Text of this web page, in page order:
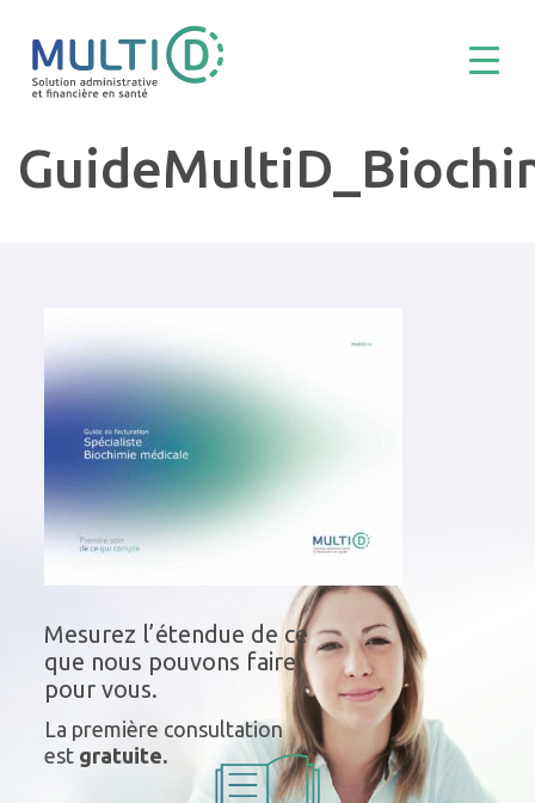
Mesurez l’étendue de ce
que nous pouvons faire
pour vous.
La première consultation
est gratuite.